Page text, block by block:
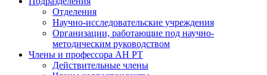
Отделения
Научно-исследовательские учреждения
Организации, работающие под научно-
методическим руководством
Члены и профессора АН РТ
Действительные члены